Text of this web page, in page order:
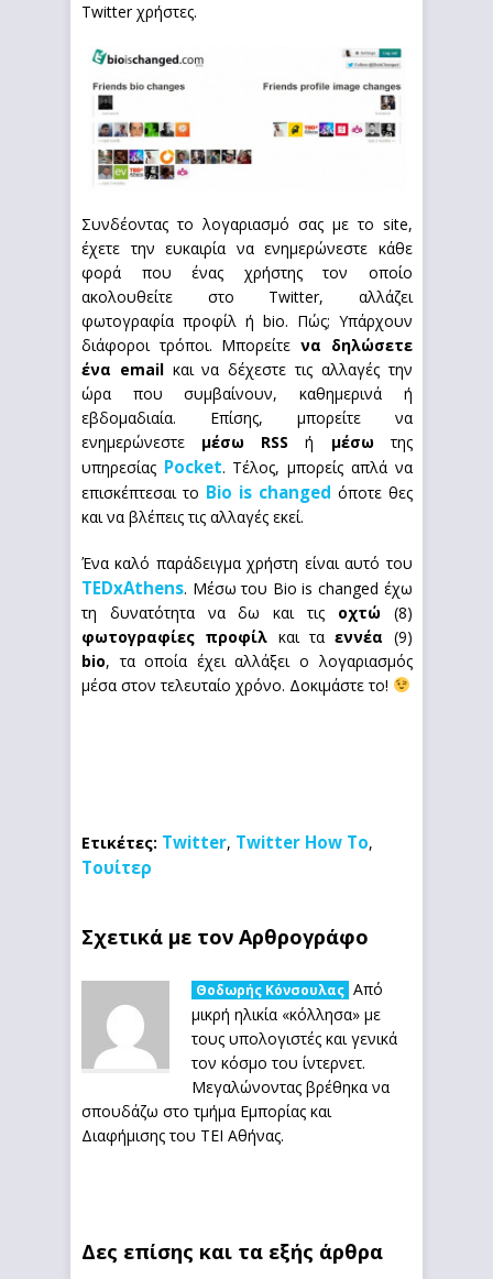
Twitter χρήστες.
Συνδέοντας το λογαριασμό σας με το site,
έχετε την ευκαιρία να ενημερώνεστε κάθε
φορά που ένας χρήστης τον οποίο
ακολουθείτε στο Twitter, αλλάζει
φωτογραφία προφίλ ή bio. Πώς; Υπάρχουν
διάφοροι τρόποι. Μπορείτενα δηλώσετε
ένα emailκαι να δέχεστε τις αλλαγές την
ώρα που συμβαίνουν, καθημερινά ή
εβδομαδιαία. Επίσης, μπορείτε να
ενημερώνεστε μέσω RSS ή μέσω της
υπηρεσίας Pocket. Τέλος, μπορείς απλά να
επισκέπτεσαι το Bio is changed όποτε θες
και να βλέπεις τις αλλαγές εκεί.
Ένα καλό παράδειγμα χρήστη είναι αυτό του
TEDxAthens. Μέσω του Bio is changed έχω
τη δυνατότητα να δω και τις οχτώ (8)
φωτογραφίες προφίλ και ταεννέα (9)
bio, τα οποία έχει αλλάξει ο λογαριασμός
μέσα στον τελευταίο χρόνο. Δοκιμάστε το!
Ετικέτες: Twitter, Twitter How To,
Τουίτερ
Σχετικά με τον Αρθρογράφο
Θοδωρής Κόνσουλας Από
μικρή ηλικία «κόλλησα» με
τους υπολογιστές και γενικά
τον κόσμο του ίντερνετ.
Μεγαλώνοντας βρέθηκα να
σπουδάζω στο τμήμα Εμπορίας και
Διαφήμισης του ΤΕΙ Αθήνας.
Δες επίσης και τα εξής άρθρα